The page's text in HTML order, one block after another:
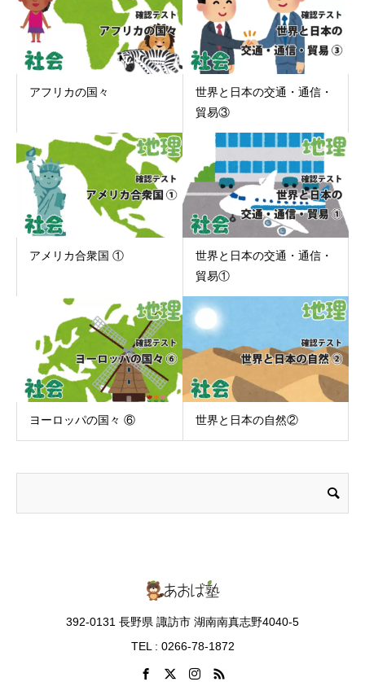
アフリカの国々
世界と日本の交通・通信・
貿易③
アメリカ合衆国 ①
世界と日本の交通・通信・
貿易①
ヨーロッパの国々 ⑥ 世界と日本の自然②
392-0131 長野県 諏訪市 湖南南真志野4040-5
TEL : 0266-78-1872